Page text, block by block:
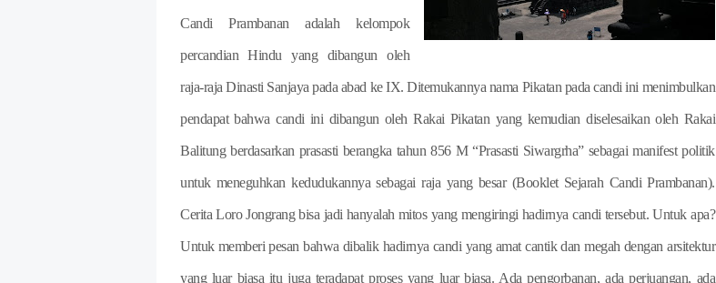
Candi Prambanan adalah kelompok
percandian Hindu yang dibangun oleh
raja-raja Dinasti Sanjaya pada abad ke IX. Ditemukannya nama Pikatan pada candi ini menimbulkan
pendapat bahwa candi ini dibangun oleh Rakai Pikatan yang kemudian diselesaikan oleh Rakai
Balitung berdasarkan prasasti berangka tahun 856 M “Prasasti Siwargrha” sebagai manifest politik
untuk meneguhkan kedudukannya sebagai raja yang besar (Booklet Sejarah Candi Prambanan).
Cerita Loro Jongrang bisa jadi hanyalah mitos yang mengiringi hadirnya candi tersebut. Untuk apa?
Untuk memberi pesan bahwa dibalik hadirnya candi yang amat cantik dan megah dengan arsitektur
yang luar biasa itu juga teradapat proses yang luar biasa. Ada pengorbanan, ada perjuangan, ada